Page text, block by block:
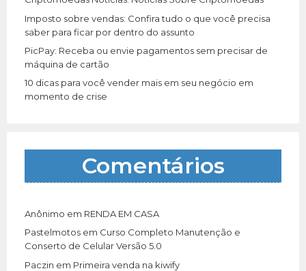
Imposto sobre vendas: Confira tudo o que você precisa
saber para ficar por dentro do assunto
PicPay: Receba ou envie pagamentos sem precisar de
máquina de cartão
10 dicas para você vender mais em seu negócio em
momento de crise
Comentários
Anônimo em RENDA EM CASA
Pastelmotos em Curso Completo Manutenção e
Conserto de Celular Versão 5.0
Paczin em Primeira venda na kiwify